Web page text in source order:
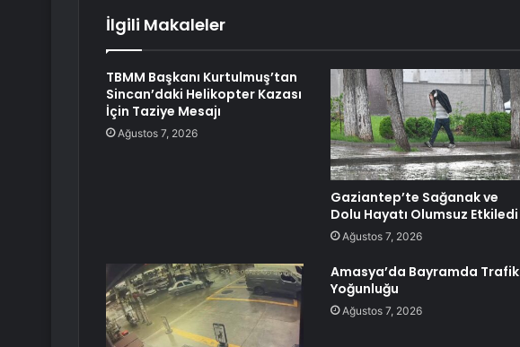
İlgili Makaleler
TBMM Başkanı Kurtulmuş’tan
Sincan’daki Helikopter Kazası
İçin Taziye Mesajı
Ağustos 7, 2026
Gaziantep’te Sağanak ve
Dolu Hayatı Olumsuz Etkiledi
Ağustos 7, 2026
Amasya’da Bayramda Trafik
Yoğunluğu
Ağustos 7, 2026